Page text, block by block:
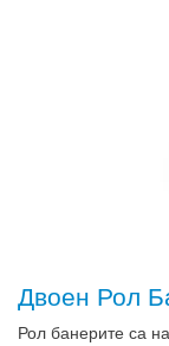
Двоен Рол
Рол банерите са